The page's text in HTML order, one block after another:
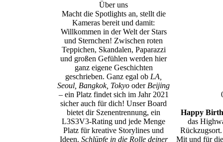
Über uns
Macht die Spotlights an, stellt die
Kameras bereit und damit:
Willkommen in der Welt der Stars
und Sternchen! Zwischen roten
Teppichen, Skandalen, Paparazzi
und großen Gefühlen werden hier
ganz eigene Geschichten
geschrieben. Ganz egal ob LA,
Seoul, Bangkok, Tokyo oder Beijing
– ein Platz findet sich im Jahr 2021
sicher auch für dich! Unser Board
bietet dir Szenentrennung, ein
L3S3V3-Rating und jede Menge
Platz für kreative Storylines und
Ideen. Schlüpfe in die Rolle deiner
Happy
das
Mit und für